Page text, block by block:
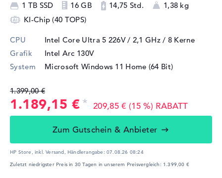
1 TB SSD
16 GB 14,75 Std.
1,38 kg
KI-Chip (40 TOPS)
CPU Intel Core Ultra 5 226V / 2,1 GHz/ 8 Kerne
Grafik
Intel Arc 130V
System
Microsoft Windows 11 Home (64 Bit)
1.399,00 €
1.189,15 € 209,85 € (15 %) RABATT
Zum Gutschein & Anbieter
HP Store, inkl. Versand, Händlerangabe:07.08.26 08:24
Zuletzt niedrigster Preis in 30 Tagen in unserem Preisvergleich: 1.399,00 €